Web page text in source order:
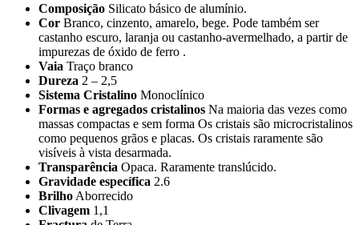
Composição Silicato básico de alumínio.
Cor Branco, cinzento, amarelo, bege. Pode também ser
castanho escuro, laranja ou castanho-avermelhado, a partir de
impurezas de óxido de ferro .
Vaia Traço branco
Dureza 2 – 2,5
Sistema Cristalino Monoclínico
Formas e agregados cristalinos Na maioria das vezes como
massas compactas e sem forma Os cristais são microcristalinos
como pequenos grãos e placas. Os cristais raramente são
visíveis à vista desarmada.
Transparência Opaca. Raramente translúcido.
Gravidade específica 2.6
Brilho Aborrecido
Clivagem 1,1